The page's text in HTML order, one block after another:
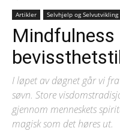
Artikler Selvhjelp og Selvutvikling
Mindfulness
I løpet av døgnet går vi
søvn. Store
gjennom menneskets
magisk som det høres ut.